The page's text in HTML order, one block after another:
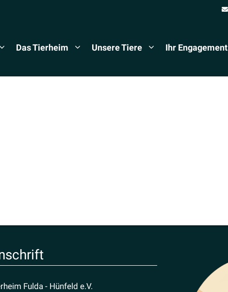
Das Tierheim Unsere Tiere Ihr Engagement
Fulda - Hünfeld e.V.